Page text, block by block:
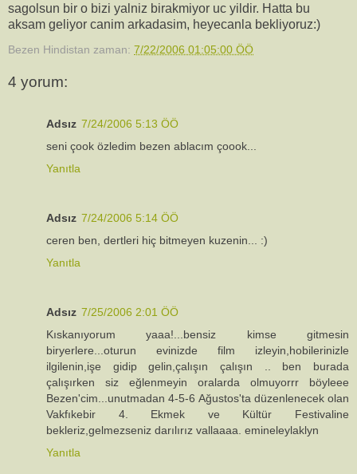
sagolsun bir o bizi yalniz birakmiyor uc yildir. Hatta bu
aksam geliyor canim arkadasim, heyecanla bekliyoruz:)
Bezen Hindistan zaman: 7/22/2006 01:05:00 ÖÖ
4 yorum:
Adsız 7/24/2006 5:13 ÖÖ
seni çook özledim bezen ablacım çoook...
Yanıtla
Adsız 7/24/2006 5:14 ÖÖ
ceren ben, dertleri hiç bitmeyen kuzenin... :)
Yanıtla
Adsız 7/25/2006 2:01 ÖÖ
Kıskanıyorum yaaa!...bensiz kimse gitmesin
biryerlere...oturun evinizde film izleyin,hobilerinizle
ilgilenin,işe gidip gelin,çalışın çalışın .. ben burada
çalışırken siz eğlenmeyin oralarda olmuyorrr böyleee
Bezen'cim...unutmadan 4-5-6 Ağustos'ta düzenlenecek olan
Vakfıkebir 4. Ekmek ve Kültür Festivaline
bekleriz,gelmezseniz darılırız vallaaaa. emineleylaklyn
Yanıtla